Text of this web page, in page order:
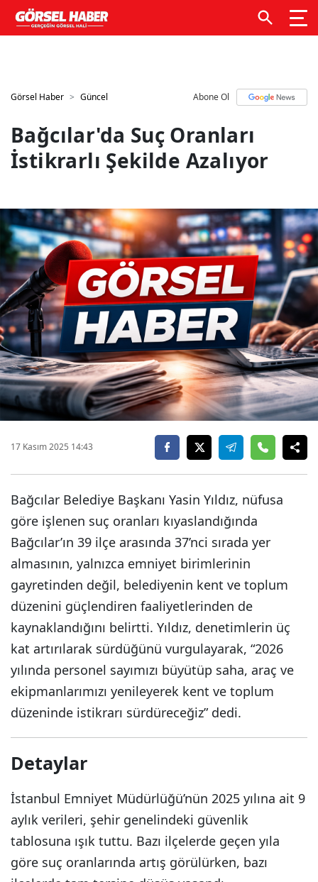
GTM kodunuzu buraya ekleyin
GTM kodunuzu buraya
ekleyin
Görsel Haber Güncel Abone Ol
Bağcılar'da Suç Oranları
İstikrarlı Şekilde Azalıyor
17 Kasım 2025 14:43
Bağcılar Belediye Başkanı Yasin Yıldız, nüfusa
göre işlenen suç oranları kıyaslandığında
Bağcılar’ın 39 ilçe arasında 37’nci sırada yer
almasının, yalnızca emniyet birimlerinin
gayretinden değil, belediyenin kent ve toplum
düzenini güçlendiren faaliyetlerinden de
kaynaklandığını belirtti. Yıldız, denetimlerin üç
kat artırılarak sürdüğünü vurgulayarak, “2026
yılında personel sayımızı büyütüp saha, araç ve
ekipmanlarımızı yenileyerek kent ve toplum
düzeninde istikrarı sürdüreceğiz” dedi.
Detaylar
İstanbul Emniyet Müdürlüğü’nün 2025 yılına ait 9
aylık verileri, şehir genelindeki güvenlik
tablosuna ışık tuttu. Bazı ilçelerde geçen yıla
göre suç oranlarında artış görülürken, bazı